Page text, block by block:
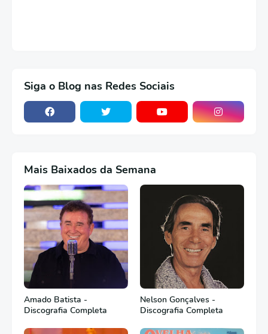
Siga o Blog nas Redes Sociais
Mais Baixados da Semana
Amado Batista -
Discografia Completa
Nelson Gonçalves -
Discografia Completa